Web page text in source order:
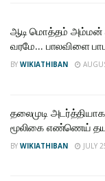
ஆடி மொத்தம் அம்மன்
வரமே… பாலவிளை
BY WIKIATHIBAN
தலைமுடி
மூலிகை எண்ணெய்
BY WIKIATHIBAN JULY